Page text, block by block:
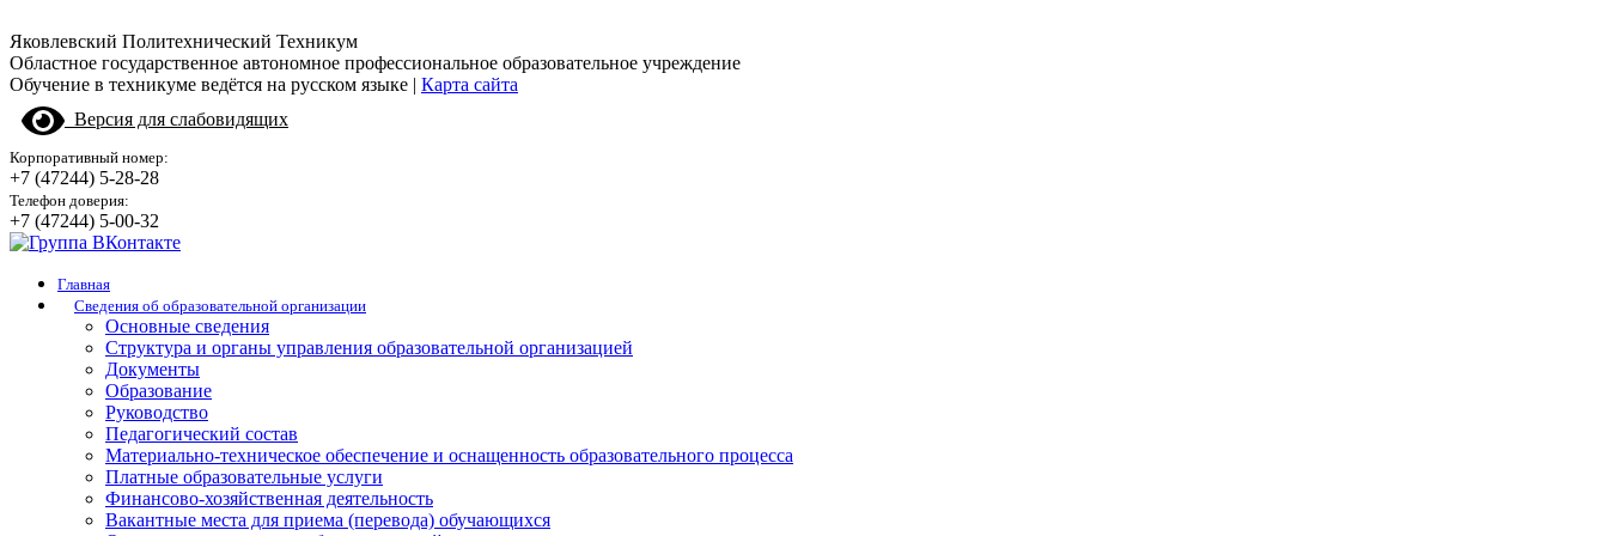
Яковлевский Политехнический Техникум
Областное государственное автономное профессиональное образовательное учреждение
Обучение в техникуме ведётся на русском языке | Карта сайта
Версия для слабовидящих
Корпоративный номер:
+7 (47244) 5-28-28
Телефон доверия:
+7 (47244) 5-00-32
Главная
Сведения об образовательной организации
Основные сведения
Структура и органы управления образовательной организацией
Документы
Образование
Руководство
Педагогический состав
Материально-техническое обеспечение и оснащенность образовательного процесса
Платные образовательные услуги
Финансово-хозяйственная деятельность
Вакантные места для приема (перевода) обучающихся